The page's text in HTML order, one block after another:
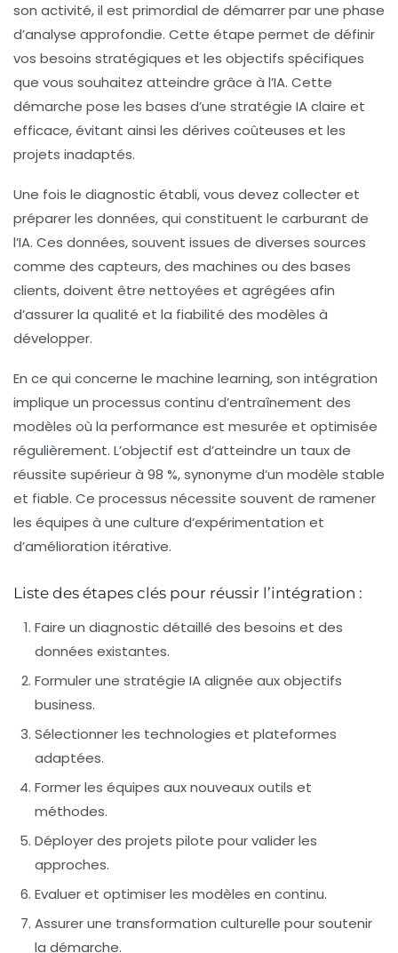
son activité, il est primordial de démarrer par une phase
d’analyse approfondie. Cette étape permet de définir
vos besoins stratégiques et les objectifs spécifiques
que vous souhaitez atteindre grâce à l’IA. Cette
démarche pose les bases d’une stratégie IA claire et
efficace, évitant ainsi les dérives coûteuses et les
projets inadaptés.
Une fois le diagnostic établi, vous devez collecter et
préparer les données, qui constituent le carburant de
l’IA. Ces données, souvent issues de diverses sources
comme des capteurs, des machines ou des bases
clients, doivent être nettoyées et agrégées afin
d’assurer la qualité et la fiabilité des modèles à
développer.
En ce qui concerne le machine learning, son intégration
implique un processus continu d’entraînement des
modèles où la performance est mesurée et optimisée
régulièrement. L’objectif est d’atteindre un taux de
réussite supérieur à 98 %, synonyme d’un modèle stable
et fiable. Ce processus nécessite souvent de ramener
les équipes à une culture d’expérimentation et
d’amélioration itérative.
Liste des étapes clés pour réussir l’intégration :
Faire un diagnostic détaillé des besoins et des
données existantes.
Formuler une stratégie IA alignée aux objectifs
business.
Sélectionner les technologies et plateformes
adaptées.
Former les équipes aux nouveaux outils et
méthodes.
Déployer des projets pilote pour valider les
approches.
Evaluer et optimiser les modèles en continu.
Assurer une transformation culturelle pour soutenir
la démarche.